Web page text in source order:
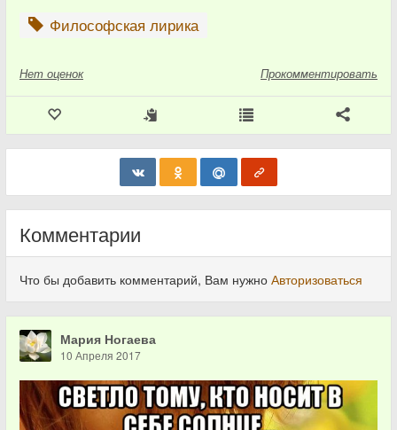
Философская лирика
Нет оценок Прокомментировать
Комментарии
Что бы добавить комментарий, Вам нужно Авторизоваться
Мария Ногаева
10 Апреля 2017